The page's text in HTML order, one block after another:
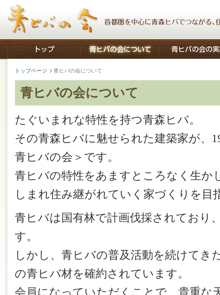
トップページ 青ヒバの会について
青ヒバの会について
たぐいまれな特性を持つ青森ヒバ。
その青森ヒバに魅せられた建築家が、
青ヒバの会＞です。
青ヒバの特性をあますところなく生か
しまれ住み継がれていく家づくりを目
青ヒバは国有林で計画伐採されており
す。
しかし、青ヒバの普及活動を続けてき
の青ヒバ材を確約されています。
会員になっていただくことで、貴重な